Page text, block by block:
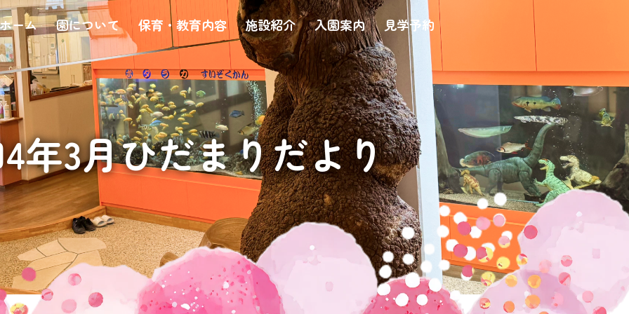
ーム 園について 保育・教育内容 施設紹介 入園案内 見学予約
年3月ひだまりだより